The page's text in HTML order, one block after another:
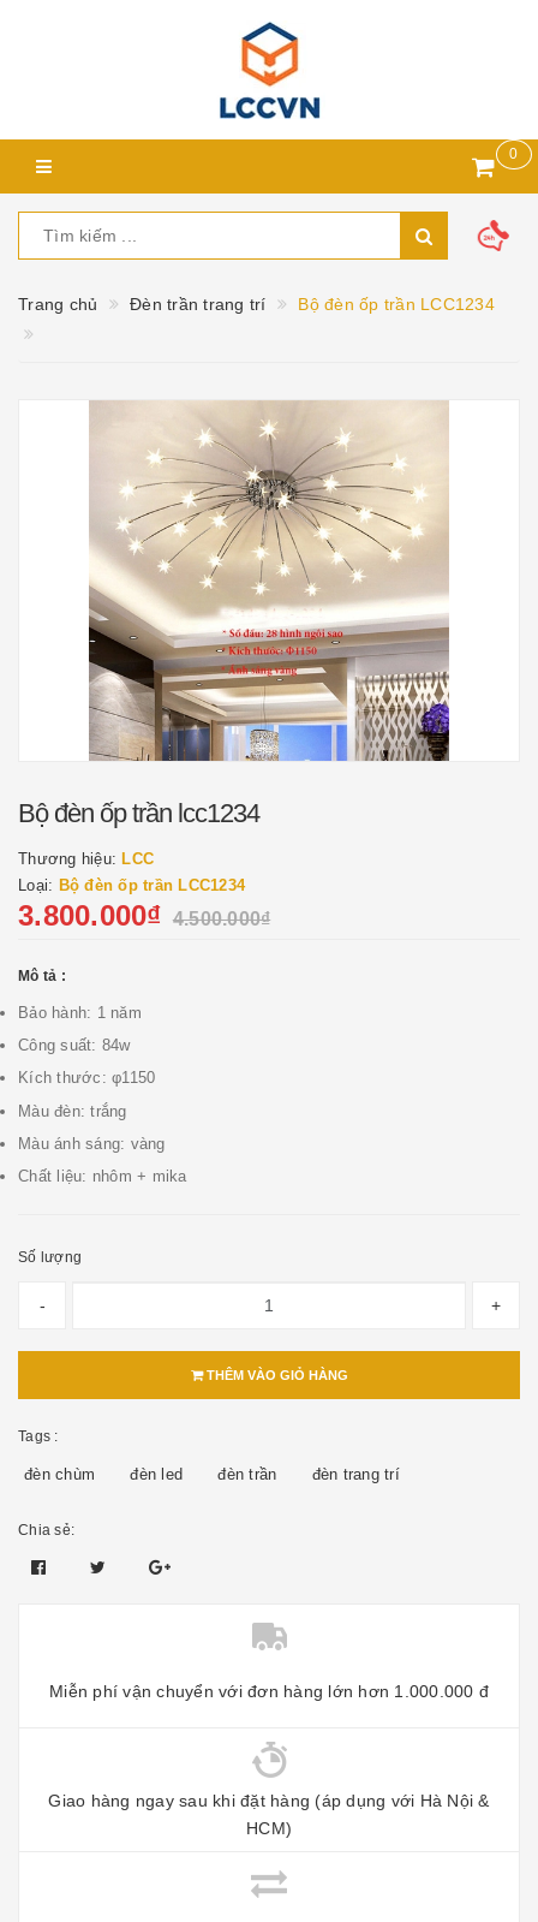
0
Trang chủ Đèn trần trang trí Bộ đèn ốp trần LCC1234
Bộ đèn ốp trần lcc1234
Thương hiệu: LCC
Loại: Bộ đèn ốp trần LCC1234
3.800.000₫ 4.500.000₫
Mô tả :
Bảo hành: 1 năm
Công suất: 84w
Kích thước: φ1150
Màu đèn: trắng
Màu ánh sáng: vàng
Chất liệu: nhôm + mika
Số lượng
- +
THÊM VÀO GIỎ HÀNG
Tags :
đèn chùm đèn led đèn trần đèn trang trí
Chia sẻ:
Miễn phí vận chuyển với đơn hàng lớn hơn 1.000.000 đ
Giao hàng ngay sau khi đặt hàng (áp dụng với Hà Nội &
HCM)